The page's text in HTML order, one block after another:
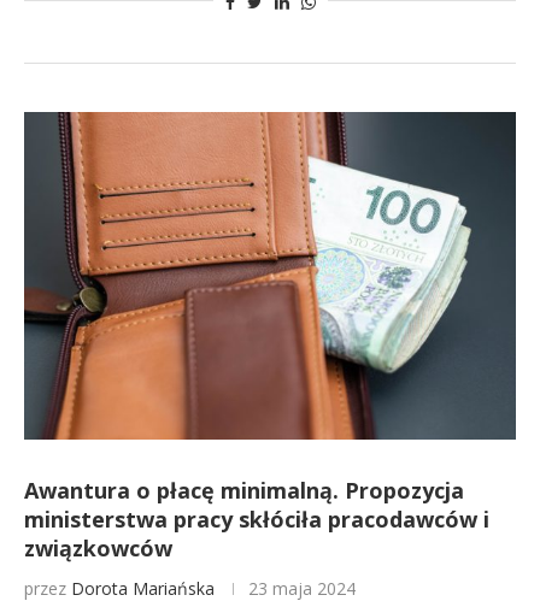
Awantura o płacę minimalną. Propozycja
ministerstwa pracy skłóciła pracodawców i
związkowców
przez Dorota Mariańska 23 maja 2024